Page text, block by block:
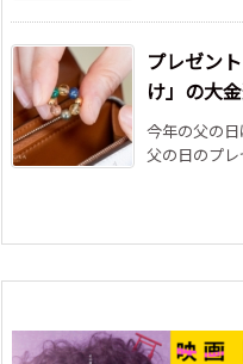
プレゼン
け」の大
今年の父の日
父の日のプ